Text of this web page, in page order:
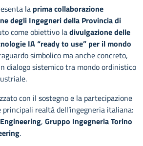
la prima collaborazione
degli Ingegneri della Provincia di
come obiettivo ladivulgazione delle
IA “ready to use” per il mondo
simbolico ma anche concreto,
dialogo sistemico tra mondo ordinistico
con il sostegno e la partecipazione
realtà dell’ingegneria italiana:
, Gruppo Ingegneria Torino
.